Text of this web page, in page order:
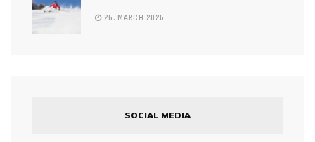
26. MARCH 2026
SOCIAL MEDIA